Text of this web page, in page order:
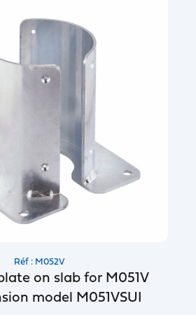
Réf : M052V
on slab for M051V
model M051VSUI